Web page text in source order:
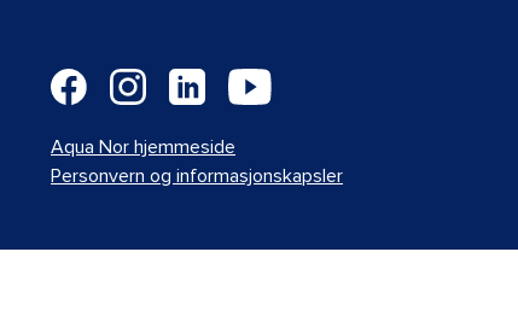
Aqua Nor hjemmeside
Personvern og informasjonskapsler